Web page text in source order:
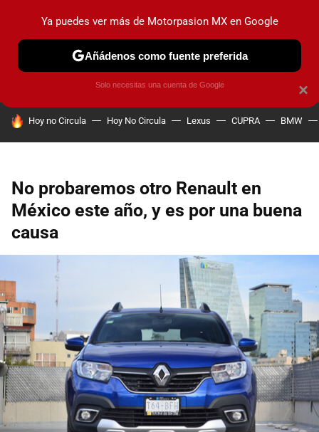
PRUEBAS INDUSTRIA HOY NO CIRCULA
HOY SE HABLA DE
Hoy no Circula Hoy No Circula Lexus CUPRA BMW
No probaremos otro Renault en
México este año, y es por una buena
causa
×
Ya puedes ver más de Motorpasion MX en Google
Añádenos como fuente preferida
Solo necesitas una cuenta de Google